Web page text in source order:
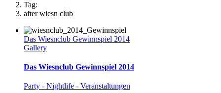
Tag:
after wiesn club
Das Wiesnclub Gewinnspiel 2014
Gallery
Das Wiesnclub Gewinnspiel 2014
Party - Nightlife - Veranstaltungen